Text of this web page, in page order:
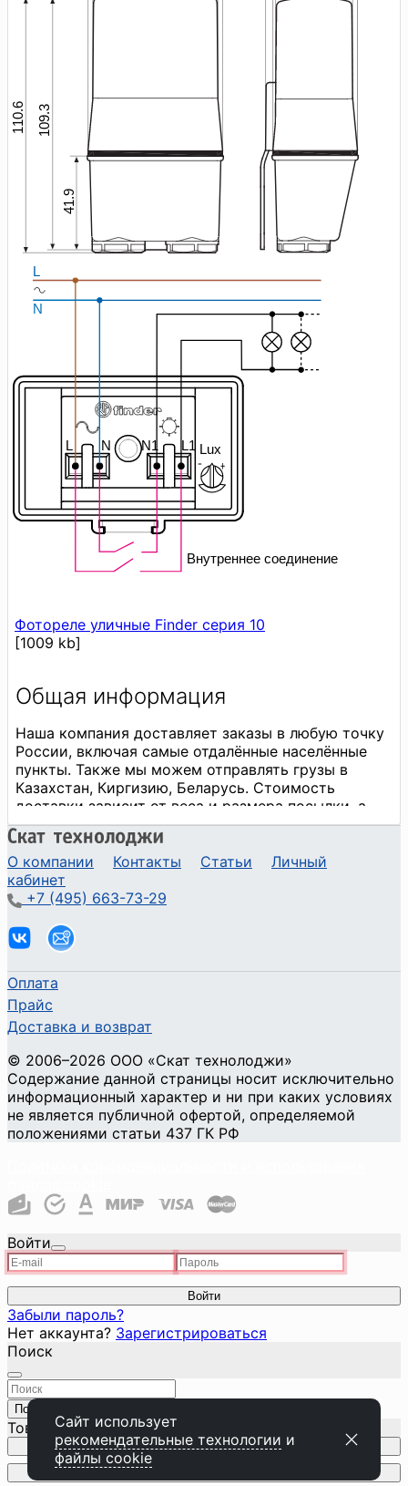
Фотореле уличные Finder серия 10
[1009 kb]
О компании Контакты Статьи
Личный
кабинет
+7 (495) 663-73-29
Оплата
Прайс
Доставка и возврат
© 2006–2026 ООО «Скат технолоджи»
Содержание данной страницы носит исключительно
информационный характер и ни при каких условиях
не является публичной офертой, определяемой
положениями статьи 437 ГК РФ
Войти
Войти
Забыли пароль?
Нет аккаунта? Зарегистрироваться
Поиск
Поиск
Товар добавлен в корзину
Перейти к корзине
Продолжить покупки
Сайт использует
рекомендательные технологии и
файлы cookie